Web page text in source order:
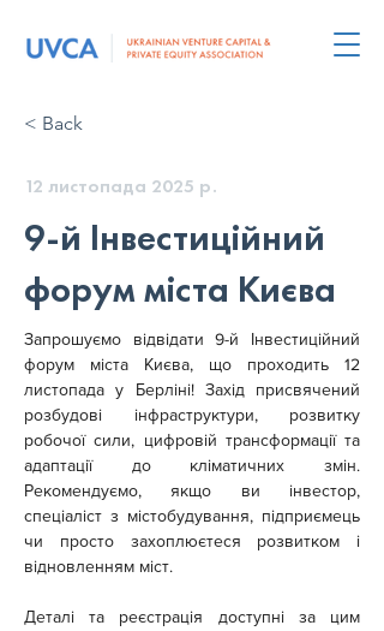
< Back
12 листопада 2025 р.
9-й Інвестиційний
форум міста Києва
Запрошуємо відвідати 9-й Інвестиційний
форум міста Києва, що проходить 12
листопада у Берліні! Захід присвячений
розбудові інфраструктури, розвитку
робочої сили, цифровій трансформації та
адаптації до кліматичних змін.
Рекомендуємо, якщо ви інвестор,
спеціаліст з містобудування, підприємець
чи просто захоплюєтеся розвитком і
відновленням міст.